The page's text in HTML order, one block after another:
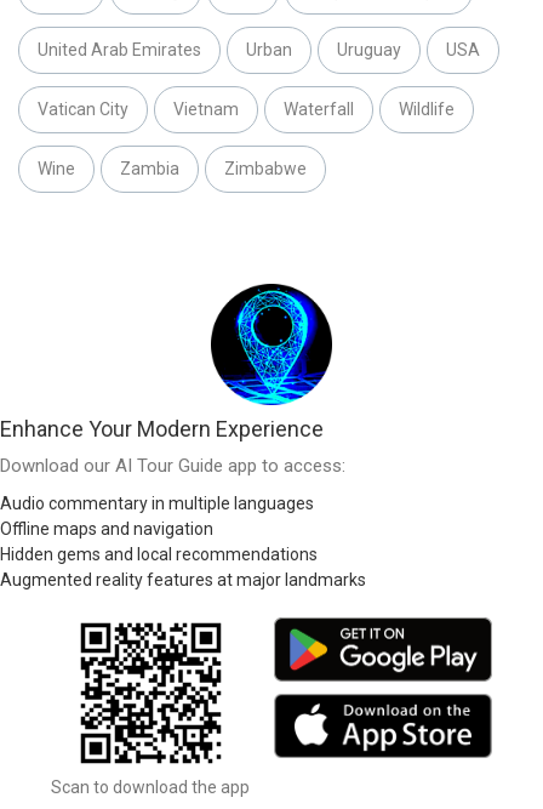
United Arab Emirates Urban Uruguay USA
Vatican City Vietnam Waterfall Wildlife
Wine Zambia Zimbabwe
Enhance Your Modern Experience
Download our AI Tour Guide app to access:
Audio commentary in multiple languages
Offline maps and navigation
Hidden gems and local recommendations
Augmented reality features at major landmarks
Scan to download the app